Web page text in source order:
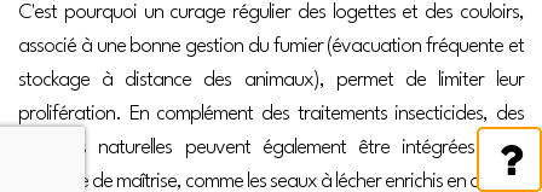
C'est pourquoi un curage régulier des logettes et des couloirs,
associé à une bonne gestion du fumier (évacuation fréquente et
stockage à distance des animaux), permet de limiter leur
prolifération. En complément des traitements insecticides, des
solutions naturelles peuvent également être intégrées à la
stratégie de maîtrise, comme les seaux à lécher enrichis en ail.